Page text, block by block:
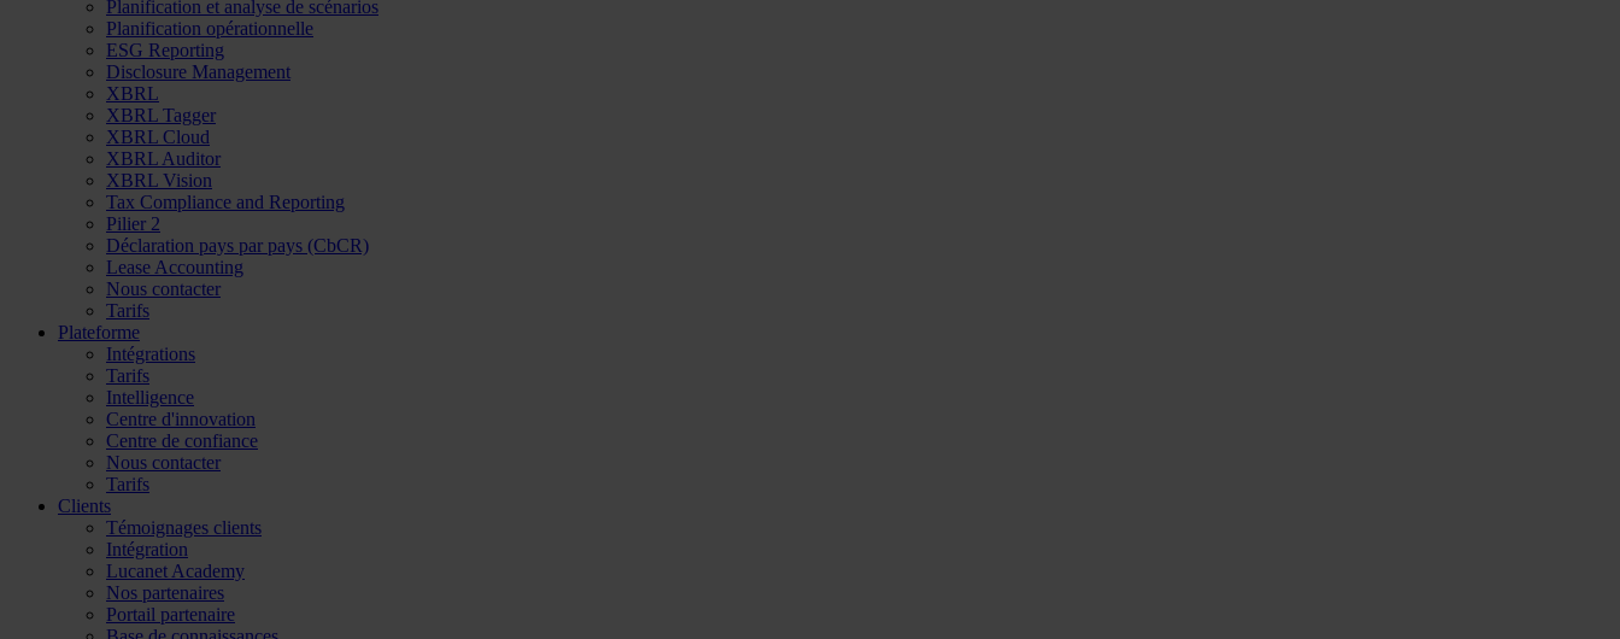
Planification et analyse de scénarios
Planification opérationnelle
ESG Reporting
Disclosure Management
XBRL
XBRL Tagger
XBRL Cloud
XBRL Auditor
XBRL Vision
Tax Compliance and Reporting
Pilier 2
Déclaration pays par pays (CbCR)
Lease Accounting
Nous contacter
Tarifs
Plateforme
Intégrations
Tarifs
Intelligence
Centre d'innovation
Centre de confiance
Nous contacter
Tarifs
Clients
Témoignages clients
Intégration
Lucanet Academy
Nos partenaires
Portail partenaire